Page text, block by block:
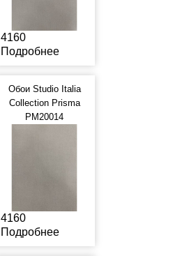
4160
Подробнее
Обои Studio Italia
Collection Prisma
PM20014
4160
Подробнее